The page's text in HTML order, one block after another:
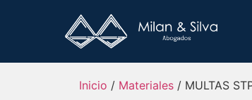
Inicio / Materiales / MULTAS